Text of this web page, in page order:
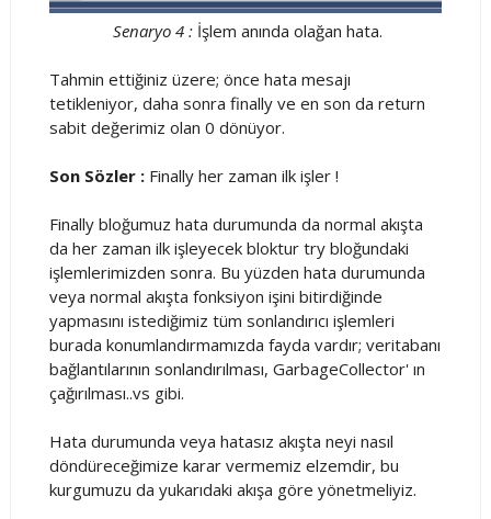
Senaryo 4 : İşlem anında olağan hata.
Tahmin ettiğiniz üzere; önce hata mesajı
tetikleniyor, daha sonra finally ve en son da return
sabit değerimiz olan 0 dönüyor.
Son Sözler :Finally her zaman ilk işler !
Finally bloğumuz hata durumunda da normal akışta
da her zaman ilk işleyecek bloktur try bloğundaki
işlemlerimizden sonra. Bu yüzden hata durumunda
veya normal akışta fonksiyon işini bitirdiğinde
yapmasını istediğimiz tüm sonlandırıcı işlemleri
burada konumlandırmamızda fayda vardır; veritabanı
bağlantılarının sonlandırılması, GarbageCollector' ın
çağırılması..vs gibi.
Hata durumunda veya hatasız akışta neyi nasıl
döndüreceğimize karar vermemiz elzemdir, bu
kurgumuzu da yukarıdaki akışa göre yönetmeliyiz.